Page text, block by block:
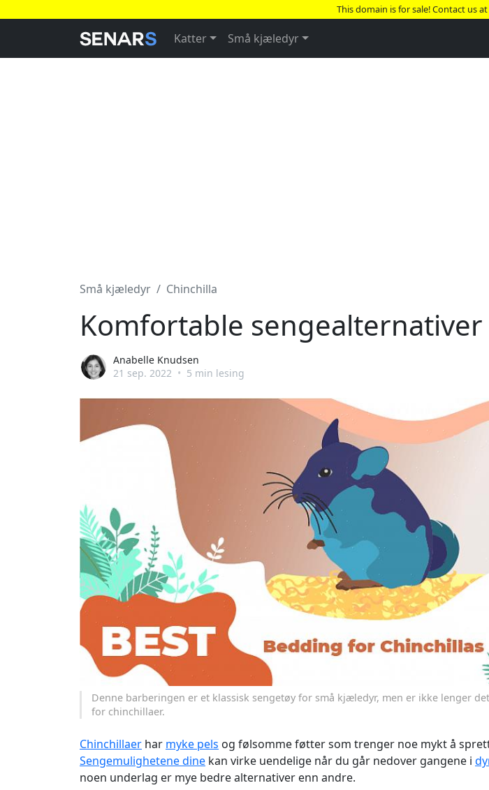
This domain is for sale! Contact us at
Katter Små kjæledyr
Små kjæledyr Chinchilla
Komfortable
Anabelle Knudsen
21 sep. 2022 • 5 min lesing
Denne barberingen er et klassisk sengetøy for små kjæledyr, men er ikke lenger
for chinchillaer.
Chinchillaer har myke pels og følsomme føtter som trenger noe mykt å
Sengemulighetene dine kan virke uendelige når du går nedover gangene i
noen underlag er mye bedre alternativer enn andre.